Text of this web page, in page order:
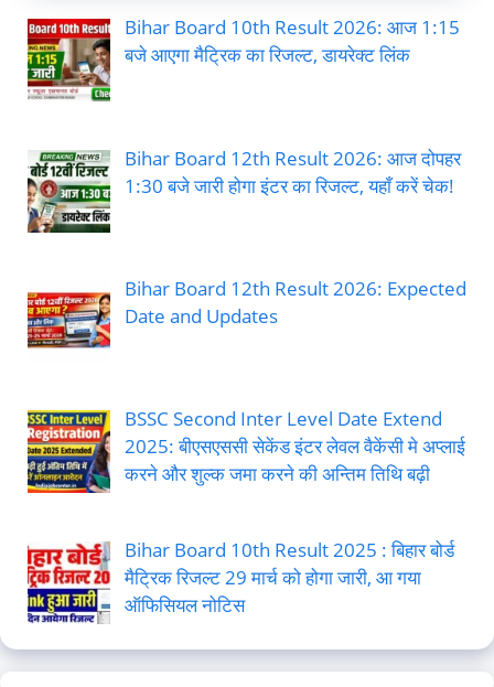
Bihar Board 10th Result 2026: आज 1:15
बजे आएगा मैट्रिक का रिजल्ट, डायरेक्ट लिंक
Bihar Board 12th Result 2026: आज दोपहर
1:30 बजे जारी होगा इंटर का रिजल्ट, यहाँ करें चेक!
Bihar Board 12th Result 2026: Expected
Date and Updates
BSSC Second Inter Level Date Extend
2025: बीएसएससी सेकेंड इंटर लेवल वैकेंसी मे अप्लाई
करने और शुल्क जमा करने की अन्तिम तिथि बढ़ी
Bihar Board 10th Result 2025 : बिहार बोर्ड
मैट्रिक रिजल्ट 29 मार्च को होगा जारी, आ गया
ऑफिसियल नोटिस